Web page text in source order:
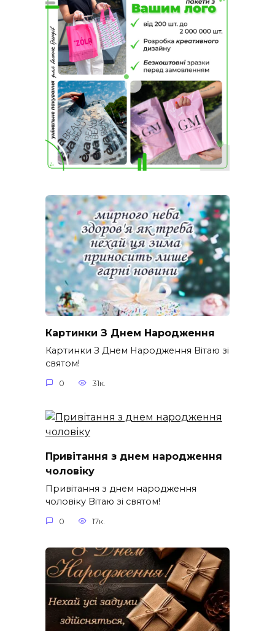
Картинки З Днем Народження
Картинки З Днем Народження Вітаю зі
святом!
0 31к.
Привітання з днем народження
чоловіку
Привітання з днем народження
чоловіку Вітаю зі святом!
0 17к.